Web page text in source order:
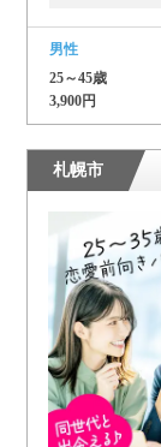
男性
25～45歳
3,900円
札幌市